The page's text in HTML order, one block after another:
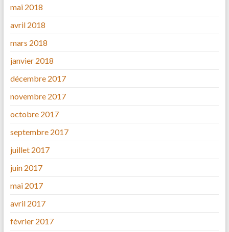
mai 2018
avril 2018
mars 2018
janvier 2018
décembre 2017
novembre 2017
octobre 2017
septembre 2017
juillet 2017
juin 2017
mai 2017
avril 2017
février 2017